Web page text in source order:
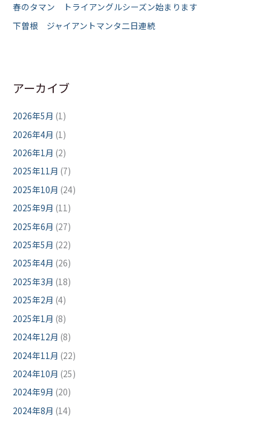
春のタマン トライアングルシーズン始まります
下曽根 ジャイアントマンタ二日連続
アーカイブ
2026年5月 (1)
2026年4月 (1)
2026年1月 (2)
2025年11月 (7)
2025年10月 (24)
2025年9月 (11)
2025年6月 (27)
2025年5月 (22)
2025年4月 (26)
2025年3月 (18)
2025年2月 (4)
2025年1月 (8)
2024年12月 (8)
2024年11月 (22)
2024年10月 (25)
2024年9月 (20)
2024年8月 (14)